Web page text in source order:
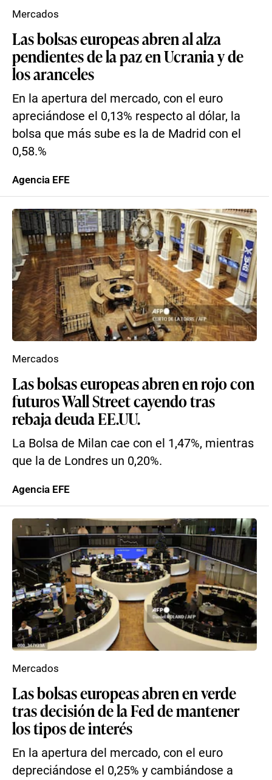
Las bolsas europeas abren al alza
pendientes de la paz en Ucrania y de
los aranceles
En la apertura del mercado, con el euro
apreciándose el 0,13% respecto al dólar, la
bolsa que más sube es la de Madrid con el
0,58.%
Mercados
Agencia EFE
Las bolsas europeas abren en rojo con
futuros Wall Street cayendo tras
rebaja deuda EE.UU.
La Bolsa de Milan cae con el 1,47%, mientras
que la de Londres un 0,20%.
Mercados
Agencia EFE
Las bolsas europeas abren en verde
tras decisión de la Fed de mantener
los tipos de interés
En la apertura del mercado, con el euro
depreciándose el 0,25% y cambiándose a
Mercados